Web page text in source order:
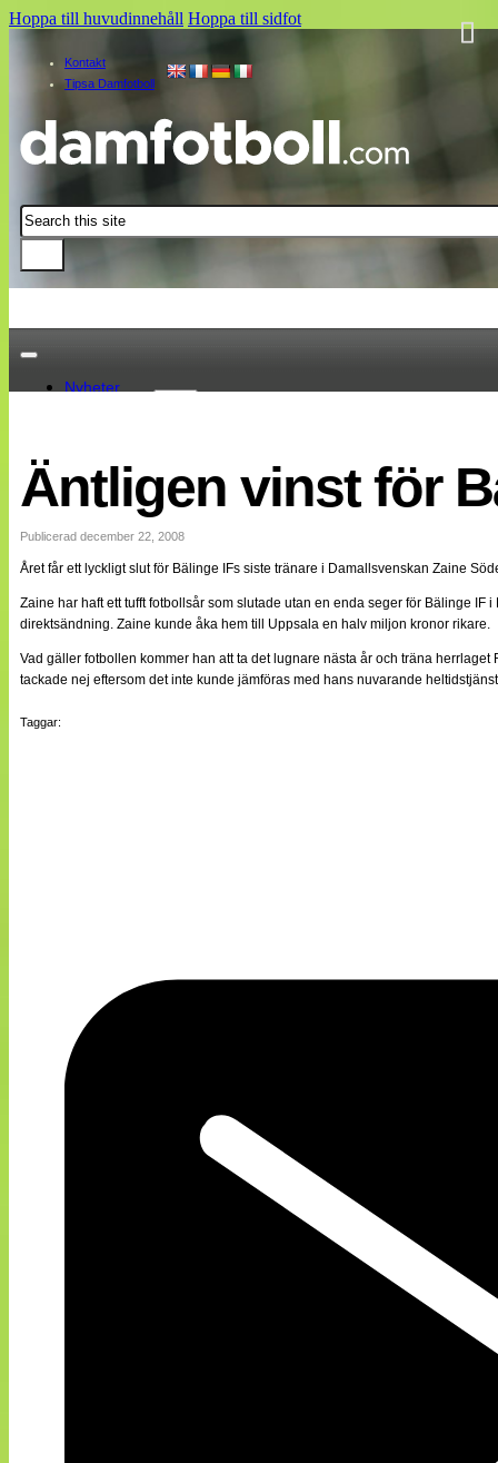
Hoppa till huvudinnehåll Hoppa till sidfot
Kontakt
Tipsa Damfotboll
Sök
Nyheter
Landslaget
EM 2013
Internationellt
Bildreportage
Bloggar
Lagen
Webb-TV
Cuper
Medlemsbilder
Till klubbkassan
Äntligen vinst för
Publicerad december 22, 2008
Året får ett lyckligt slut för Bälinge IFs siste tränare i Damallsvenskan Zaine
Zaine har haft ett tufft fotbollsår som slutade utan en enda seger för Bälinge
direktsändning. Zaine kunde åka hem till Uppsala en halv miljon kronor rikare.
Vad gäller fotbollen kommer han att ta det lugnare nästa år och träna
tackade nej eftersom det inte kunde jämföras med hans nuvarande
Taggar: